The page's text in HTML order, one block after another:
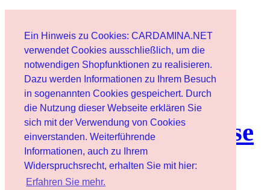
Ein Hinweis zu Cookies: CARDAMINA.NET
verwendet Cookies ausschließlich, um die
notwendigen Shopfunktionen zu realisieren.
Dazu werden Informationen zu Ihrem Besuch
in sogenannten Cookies gespeichert. Durch
die Nutzung dieser Webseite erklären Sie
sich mit der Verwendung von Cookies
einverstanden. Weiterführende
Informationen, auch zu Ihrem
Widerspruchsrecht, erhalten Sie mit hier:
Erfahren Sie mehr.
Benutzer
Newsletter
Nutzungshinweise
Service